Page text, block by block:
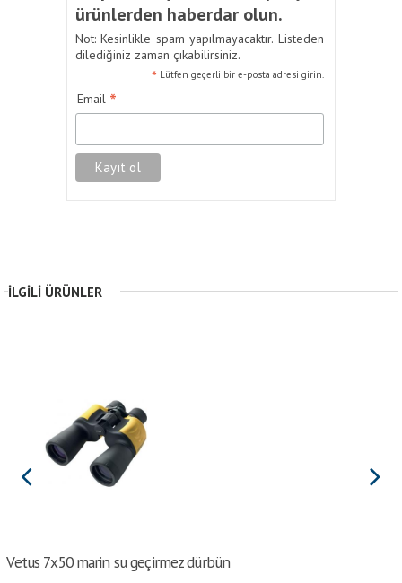
ürünlerden haberdar olun.
Not: Kesinlikle spam yapılmayacaktır. Listeden
dilediğiniz zaman çıkabilirsiniz.
* Lütfen geçerli bir e-posta adresi girin.
Email *
İLGILI ÜRÜNLER
Vetus 7x50 marin su geçirmez dürbün